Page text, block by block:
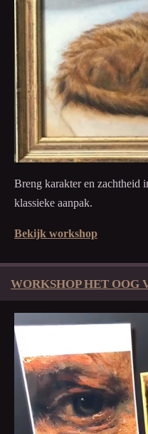
Breng karakter en zachtheid
klassieke aanpak.
Bekijk workshop
WORKSHOP HET OOG